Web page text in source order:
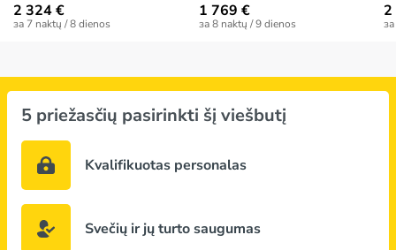
2 324 €
за 7 naktų / 8 dienos
1 769 €
за 8 naktų / 9 dienos
5 priežasčių pasirinkti šį viešbutį
Kvalifikuotas personalas
Svečių ir jų turto saugumas